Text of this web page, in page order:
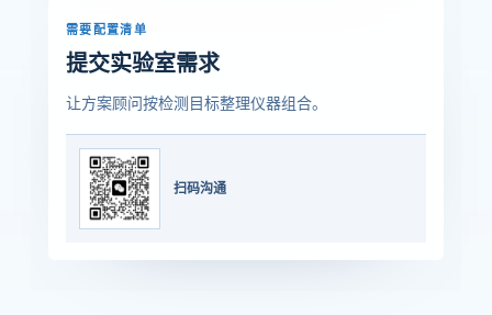
需要配置清单
提交实验室需求
让方案顾问按检测目标整理仪器组合。
扫码沟通